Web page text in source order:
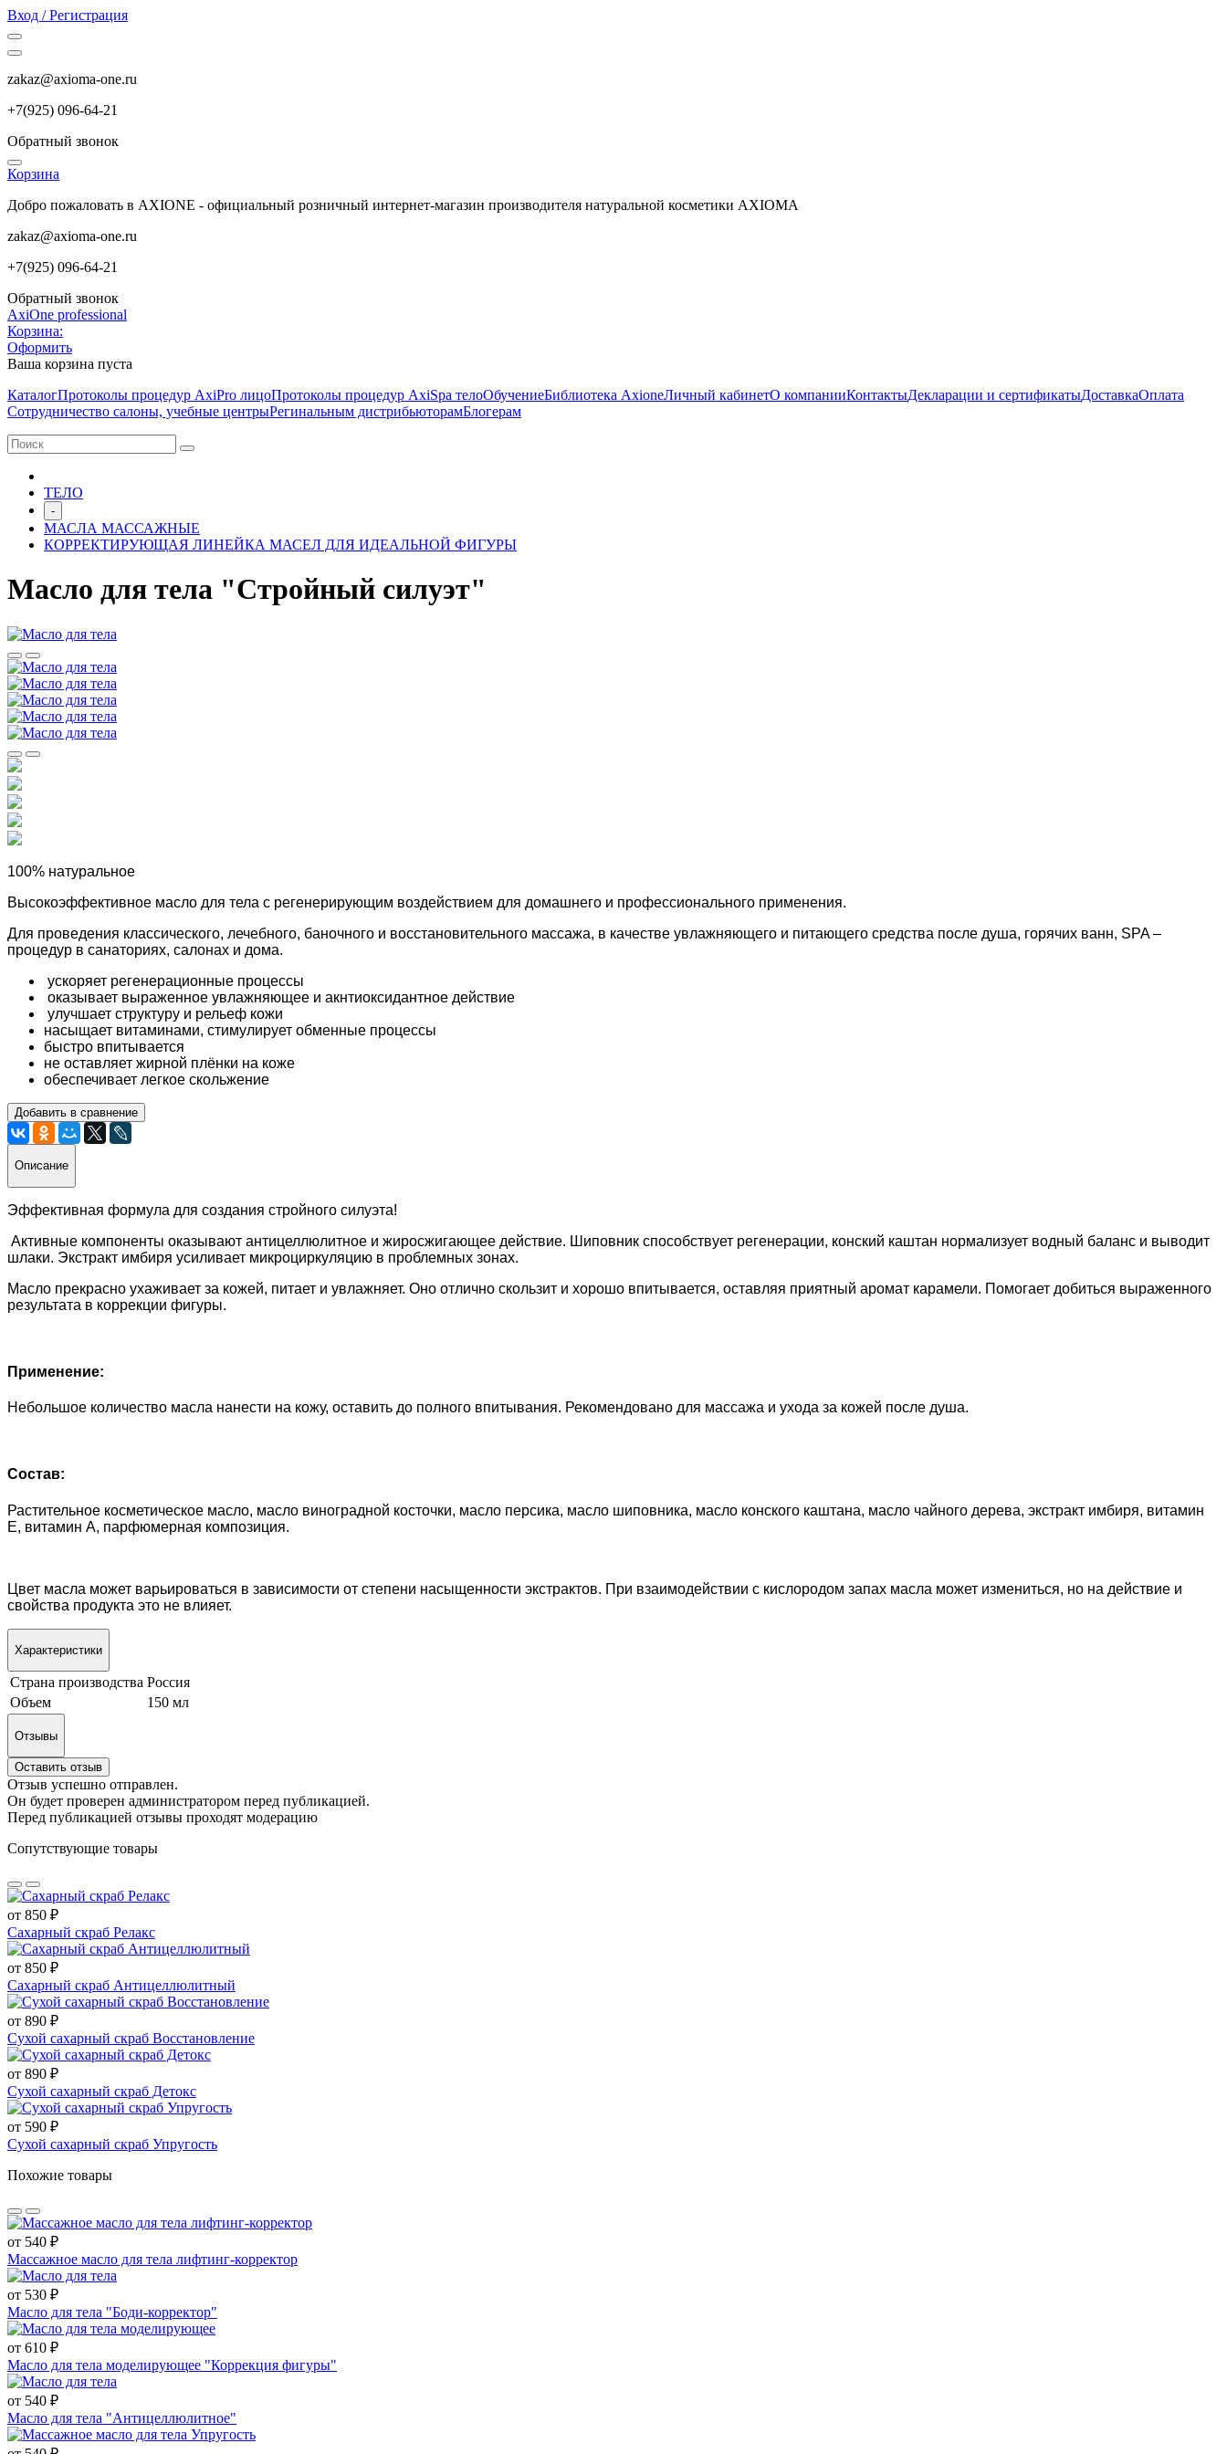
Вход / Регистрация
zakaz@axioma-one.ru
+7(925) 096-64-21
Обратный звонок
Корзина
Добро пожаловать в AXIONE - официальный розничный интернет-магазин производителя натуральной косметики AXIOMA
zakaz@axioma-one.ru
+7(925) 096-64-21
Обратный звонок
AxiOne professional
Корзина:
Оформить
Ваша корзина пуста
КаталогПротоколы процедур AxiPro лицоПротоколы процедур AxiSpa телоОбучениеБиблиотека AxioneЛичный кабинетО компанииКонтактыДекларации и сертификатыДоставкаОплата
Сотрудничество салоны, учебные центрыРегинальным дистрибьюторамБлогерам
ТЕЛО
-
МАСЛА МАССАЖНЫЕ
КОРРЕКТИРУЮЩАЯ ЛИНЕЙКА МАСЕЛ ДЛЯ ИДЕАЛЬНОЙ ФИГУРЫ
Масло для тела "Стройный силуэт"
100% натуральное
Высокоэффективное масло для тела с регенерирующим воздействием для домашнего и профессионального применения.
Для проведения классического, лечебного, баночного и восстановительного массажа, в качестве увлажняющего и питающего средства после душа, горячих ванн, SPA –
процедур в санаториях, салонах и дома.
ускоряет регенерационные процессы
оказывает выраженное увлажняющее и акнтиоксидантное действие
улучшает структуру и рельеф кожи
насыщает витаминами, стимулирует обменные процессы
быстро впитывается
не оставляет жирной плёнки на коже
обеспечивает легкое скольжение
Добавить в сравнение
Описание
Эффективная формула для создания стройного силуэта!
Активные компоненты оказывают антицеллюлитное и жиросжигающее действие. Шиповник способствует регенерации, конский каштан нормализует водный баланс и выводит
шлаки. Экстракт имбиря усиливает микроциркуляцию в проблемных зонах.
Масло прекрасно ухаживает за кожей, питает и увлажняет. Оно отлично скользит и хорошо впитывается, оставляя приятный аромат карамели. Помогает добиться выраженного
результата в коррекции фигуры.
Применение:
Небольшое количество масла нанести на кожу, оставить до полного впитывания. Рекомендовано для массажа и ухода за кожей после душа.
Состав:
Растительное косметическое масло, масло виноградной косточки, масло персика, масло шиповника, масло конского каштана, масло чайного дерева, экстракт имбиря, витамин
Е, витамин А, парфюмерная композиция.
Цвет масла может варьироваться в зависимости от степени насыщенности экстрактов. При взаимодействии с кислородом запах масла может измениться, но на действие и
свойства продукта это не влияет.
Характеристики
Страна производства Россия
Объем
150 мл
Отзывы
Оставить отзыв
Отзыв успешно отправлен.
Он будет проверен администратором перед публикацией.
Перед публикацией отзывы проходят модерацию
Сопутствующие товары
от 850 ₽
Сахарный скраб Релакс
от 850 ₽
Сахарный скраб Антицеллюлитный
от 890 ₽
Сухой сахарный скраб Восстановление
от 890 ₽
Сухой сахарный скраб Детокс
от 590 ₽
Сухой сахарный скраб Упругость
Похожие товары
от 540 ₽
Массажное масло для тела лифтинг-корректор
от 530 ₽
Масло для тела "Боди-корректор"
от 610 ₽
Масло для тела моделирующее "Коррекция фигуры"
от 540 ₽
Масло для тела "Антицеллюлитное"